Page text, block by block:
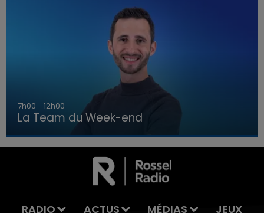
LA TEAM DU WEEK-END
7h00 - 12h00
La Team du Week-end
RADIO ACTUS MÉDIAS JEUX